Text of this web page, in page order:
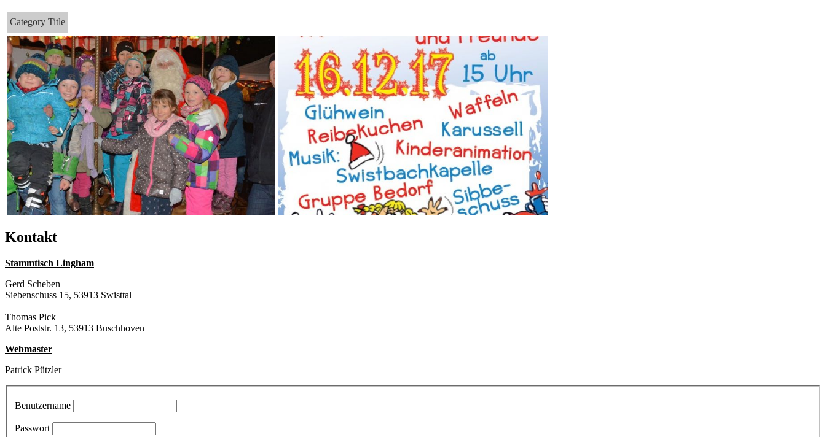
Category Title
Kontakt
Stammtisch Lingham
Gerd Scheben
Siebenschuss 15, 53913 Swisttal
Thomas Pick
Alte Poststr. 13, 53913 Buschhoven
Webmaster
Patrick Pützler
Benutzername
Passwort